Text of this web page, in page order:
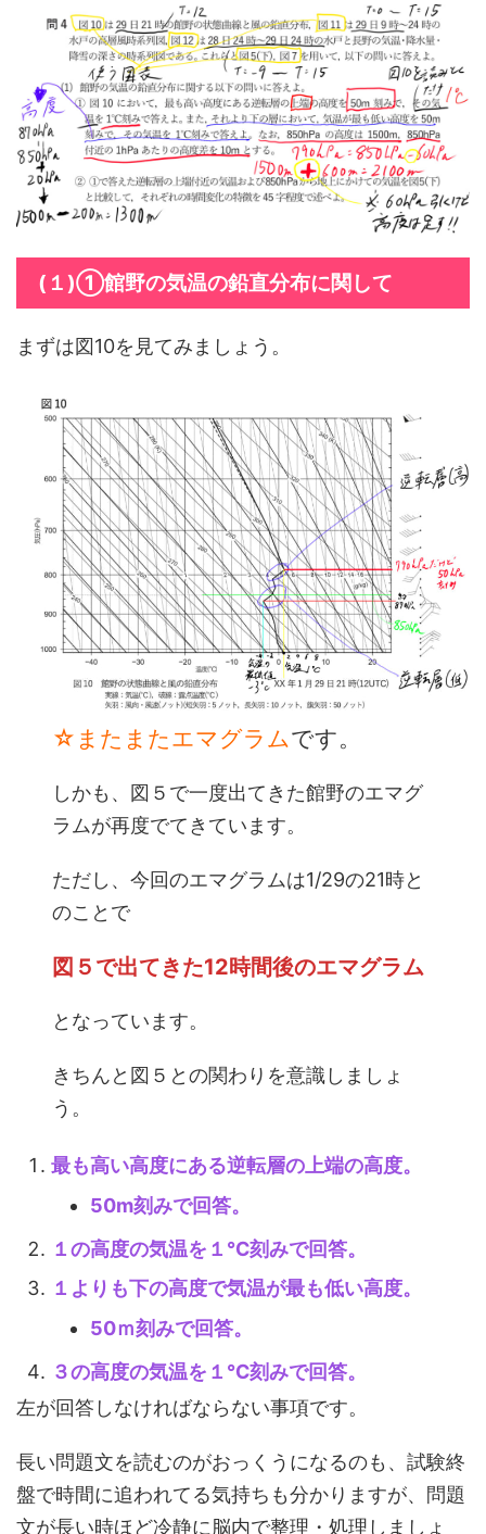
(１)①館野の気温の鉛直分布に関して
まずは図10を見てみましょう。
☆またまたエマグラムです。
しかも、図５で一度出てきた館野のエマグ
ラムが再度でてきています。
ただし、今回のエマグラムは1/29の21時と
のことで
図５で出てきた12時間後のエマグラム
となっています。
きちんと図５との関わりを意識しましょ
う。
最も高い高度にある逆転層の上端の高度。
50m刻みで回答。
１の高度の気温を１℃刻みで回答。
１よりも下の高度で気温が最も低い高度。
50ｍ刻みで回答。
３の高度の気温を１℃刻みで回答。
左が回答しなければならない事項です。
長い問題文を読むのがおっくうになるのも、試験終
盤で時間に追われてる気持ちも分かりますが、問題
文が長い時ほど冷静に脳内で整理・処理しましょ